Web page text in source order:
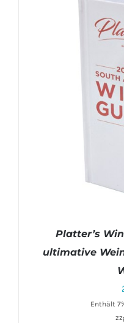
Platter’s
ultimative
Enthält